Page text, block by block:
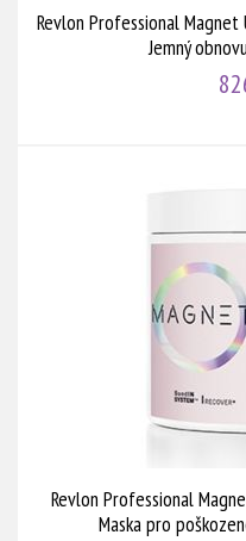
Revlon Professional
Jemný
Revlon Professional
Maska pro